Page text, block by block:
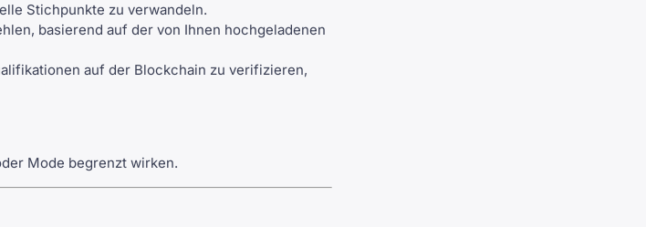
Stichpunkte zu verwandeln.
basierend auf der von Ihnen hochgeladenen
auf der Blockchain zu verifizieren,
Mode begrenzt wirken.